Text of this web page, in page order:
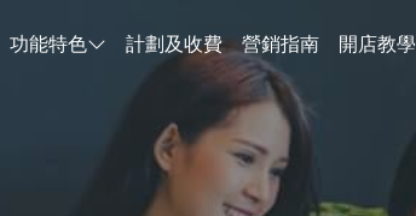
功能特色 計劃及收費 營銷指南 開店教學